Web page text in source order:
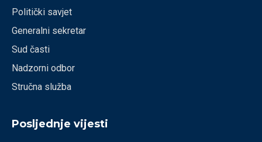
Politički savjet
Generalni sekretar
Sud časti
Nadzorni odbor
Stručna služba
Posljednje vijesti